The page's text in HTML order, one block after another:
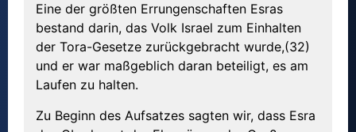
Eine der größten Errungenschaften Esras
bestand darin, das Volk Israel zum Einhalten
der Tora-Gesetze zurückgebracht wurde,(32)
und er war maßgeblich daran beteiligt, es am
Laufen zu halten.
Zu Beginn des Aufsatzes sagten wir, dass Esra